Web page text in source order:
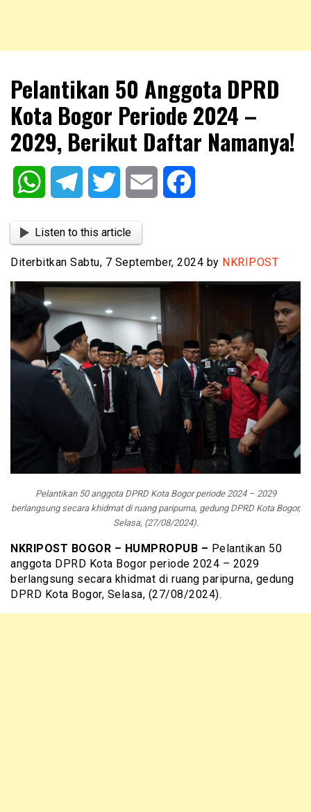
NKRIPOST
Pelantikan 50 Anggota DPRD
Kota Bogor Periode 2024 –
2029, Berikut Daftar Namanya!
WhatsAppTelegram Twitter Email
Listen to this article
Diterbitkan Sabtu, 7 September, 2024 by NKRIPOST
Pelantikan 50 anggota DPRD Kota Bogor periode 2024 – 2029
berlangsung secara khidmat di ruang paripurna, gedung DPRD Kota Bogor,
Selasa, (27/08/2024).
NKRIPOST BOGOR – HUMPROPUB – Pelantikan 50
anggota DPRD Kota Bogor periode 2024 – 2029
berlangsung secara khidmat di ruang paripurna, gedung
DPRD Kota Bogor, Selasa, (27/08/2024).